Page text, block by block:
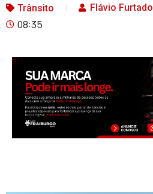
Trânsito Flávio Furtado
08:35